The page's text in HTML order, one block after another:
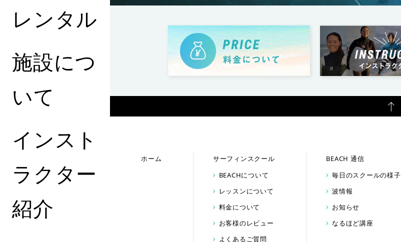
レンタル
施設につ
いて
インスト
ラクター
紹介
ホーム
サーフィンスクール
BEACHについて
レッスンについて
料金について
お客様のレビュー
よくあるご質問
BEACH 通信
毎日のスクールの様子
波情報
お知らせ
なるほど講座